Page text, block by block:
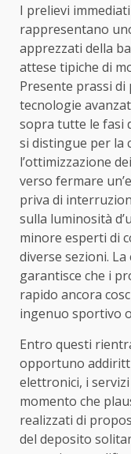
I prelievi immediati
rappresentano
apprezzati della
attese tipiche di
Presente prassi di
tecnologie
sopra tutte le fasi
si distingue per la
l’ottimizzazione
verso fermare
priva di
sulla luminosità
minore esperti di
diverse sezioni.
garantisce che i
rapido ancora
ingenuo sportivo
Entro questi
opportuno
elettronici, i
momento che
realizzati di
del deposito